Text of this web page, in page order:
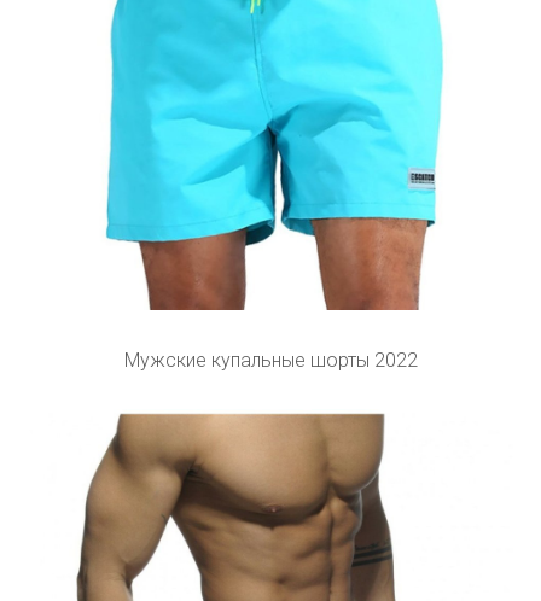
Мужские купальные шорты 2022